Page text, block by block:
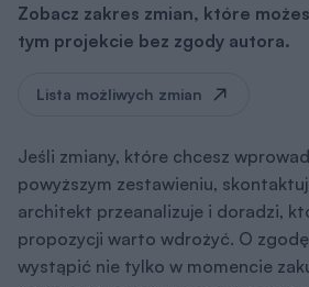
Zobacz zakres zmian, które
tym projekcie bez zgody autora.
Lista możliwych zmian
Jeśli zmiany, które chcesz
powyższym zestawieniu,
architekt przeanalizuje i doradzi,
propozycji warto wdrożyć. O
wystąpić nie tylko w momencie